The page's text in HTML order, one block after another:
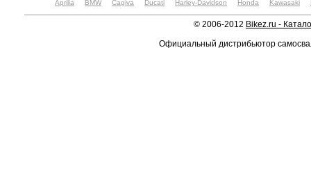
Aprilia BMW Cagiva Ducati Harley-Davidson Honda Kawasaki
© 2006-2012 Bikez.ru -
Официальный дистрибьютор